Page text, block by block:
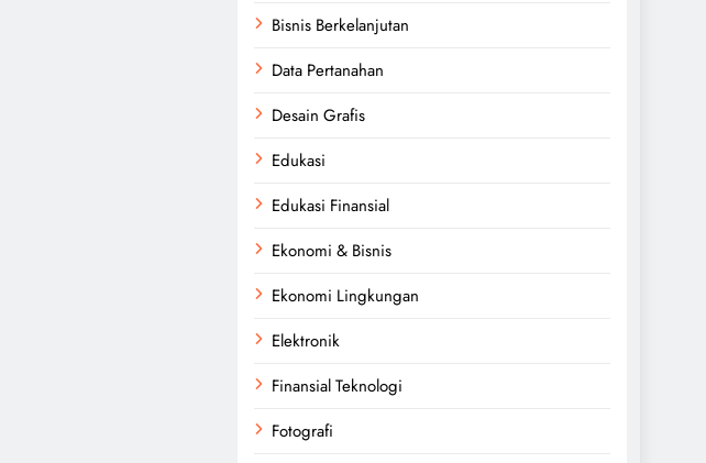
Bisnis Berkelanjutan
Data Pertanahan
Desain Grafis
Edukasi
Edukasi Finansial
Ekonomi & Bisnis
Ekonomi Lingkungan
Elektronik
Finansial Teknologi
Fotografi